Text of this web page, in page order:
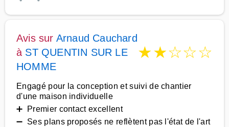
Avis sur Arnaud Cauchard
à ST QUENTIN SUR LE
HOMME
★★☆☆☆
Engagé pour la conception et suivi de chantier
d'une maison individuelle
➕ Premier contact excellent
➖ Ses plans proposés ne reflètent pas l'état de l'art